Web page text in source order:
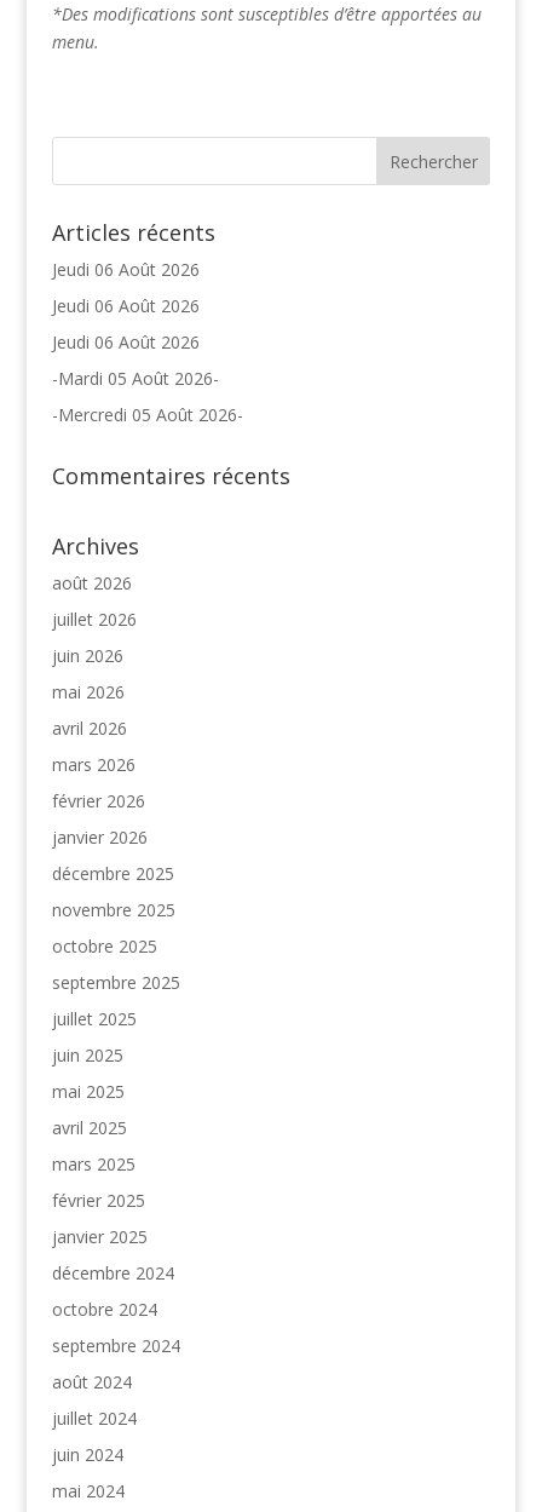
*Des modifications sont susceptibles d’être apportées au
menu.
Articles récents
Jeudi 06 Août 2026
Jeudi 06 Août 2026
Jeudi 06 Août 2026
-Mardi 05 Août 2026-
-Mercredi 05 Août 2026-
Commentaires récents
Archives
août 2026
juillet 2026
juin 2026
mai 2026
avril 2026
mars 2026
février 2026
janvier 2026
décembre 2025
novembre 2025
octobre 2025
septembre 2025
juillet 2025
juin 2025
mai 2025
avril 2025
mars 2025
février 2025
janvier 2025
décembre 2024
octobre 2024
septembre 2024
août 2024
juillet 2024
juin 2024
mai 2024